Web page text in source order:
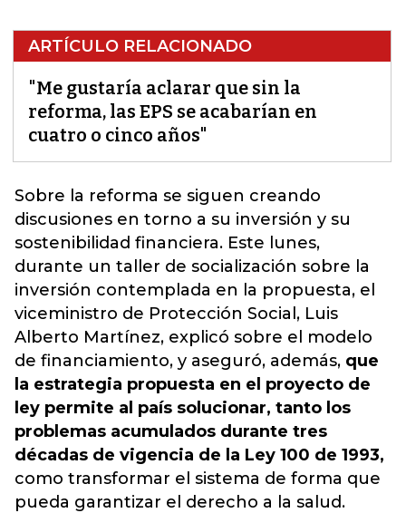
ARTÍCULO RELACIONADO
"Me gustaría aclarar que sin la
reforma, las EPS se acabarían en
cuatro o cinco años"
Sobre la reforma se siguen creando
discusiones en torno a su inversión y su
sostenibilidad financiera. Este lunes,
durante un taller de socialización sobre la
inversión contemplada en la propuesta, el
viceministro de Protección Social, Luis
Alberto Martínez, explicó sobre el modelo
de financiamiento, y aseguró, además, que
la estrategia propuesta en el proyecto de
ley permite al país solucionar, tanto los
problemas acumulados durante tres
décadas de vigencia de la Ley 100 de 1993,
como transformar el sistema de forma que
pueda garantizar el derecho a la salud.